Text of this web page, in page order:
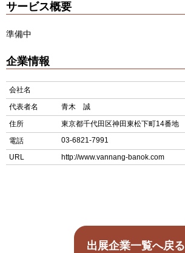
サービス概要
準備中
企業情報
会社名
代表者名
青木 誠
住所
東京都千代田区神田東松下町14番地
電話
03-6821-7991
URL
http://www.vannang-banok.com
出展企業一覧へ戻る